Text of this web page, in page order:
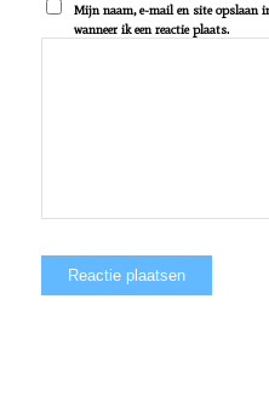
Mijn naam, e-mail en site opslaan
wanneer ik een reactie plaats.